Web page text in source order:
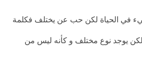
في الحياة لكن حب عن يختلف فكلمة
لكن يوجد نوع مختلف و كأنه ليس من